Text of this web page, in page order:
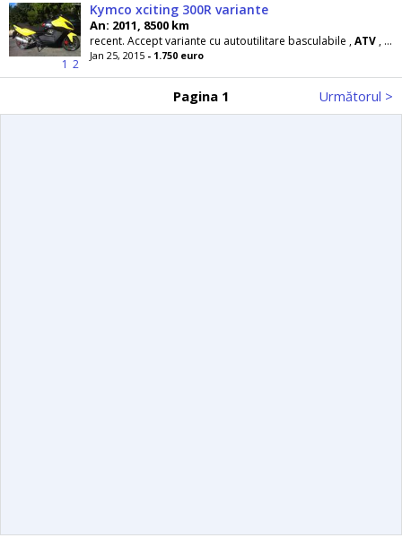
1 2
Kymco xciting 300R variante
An: 2011, 8500 km
recent. Accept variante cu autoutilitare basculabile ,ATV ,
Jan 25, 2015 - 1.750 euro
Pagina 1 Următorul >